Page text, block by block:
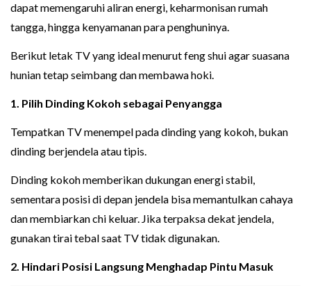
dapat memengaruhi aliran energi, keharmonisan rumah
tangga, hingga kenyamanan para penghuninya.
Berikut letak TV yang ideal menurut feng shui agar suasana
hunian tetap seimbang dan membawa hoki.
1. Pilih Dinding Kokoh sebagai Penyangga
Tempatkan TV menempel pada dinding yang kokoh, bukan
dinding berjendela atau tipis.
Dinding kokoh memberikan dukungan energi stabil,
sementara posisi di depan jendela bisa memantulkan cahaya
dan membiarkan chi keluar. Jika terpaksa dekat jendela,
gunakan tirai tebal saat TV tidak digunakan.
2. Hindari Posisi Langsung Menghadap Pintu Masuk